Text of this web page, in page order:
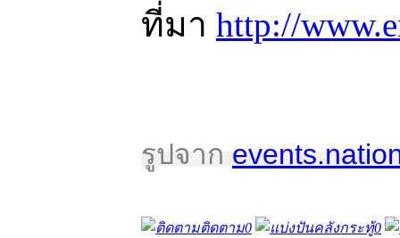
ที่มา http://
รูปจาก
ติดตาม0 คลังกระทู้0